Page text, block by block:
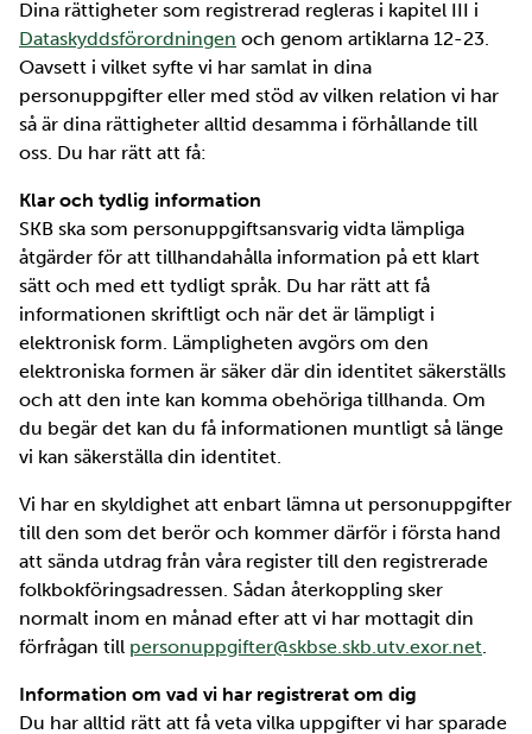
Dina rättigheter som registrerad regleras i kapitel III i
Dataskyddsförordningen och genom artiklarna 12-23.
Oavsett i vilket syfte vi har samlat in dina
personuppgifter eller med stöd av vilken relation vi har
så är dina rättigheter alltid desamma i förhållande till
oss. Du har rätt att få:
Klar och tydlig information
SKB ska som personuppgiftsansvarig vidta lämpliga
åtgärder för att tillhandahålla information på ett klart
sätt och med ett tydligt språk. Du har rätt att få
informationen skriftligt och när det är lämpligt i
elektronisk form. Lämpligheten avgörs om den
elektroniska formen är säker där din identitet säkerställs
och att den inte kan komma obehöriga tillhanda. Om
du begär det kan du få informationen muntligt så länge
vi kan säkerställa din identitet.
Vi har en skyldighet att enbart lämna ut personuppgifter
till den som det berör och kommer därför i första hand
att sända utdrag från våra register till den registrerade
folkbokföringsadressen. Sådan återkoppling sker
normalt inom en månad efter att vi har mottagit din
förfrågan till personuppgifter@skbse.skb.utv.exor.net.
Information om vad vi har registrerat om dig
Du har alltid rätt att få veta vilka uppgifter vi har sparade